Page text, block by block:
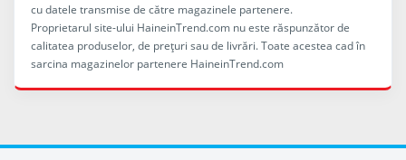
cu datele transmise de către magazinele partenere.
Proprietarul site-ului HaineinTrend.com nu este răspunzător de
calitatea produselor, de preţuri sau de livrări. Toate acestea cad în
sarcina magazinelor partenere HaineinTrend.com